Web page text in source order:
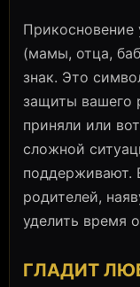
Прикосновение
(мамы, отца,
знак. Это
защиты вашего
приняли или
сложной
поддерживают.
родителей,
уделить время
ГЛАДИТ